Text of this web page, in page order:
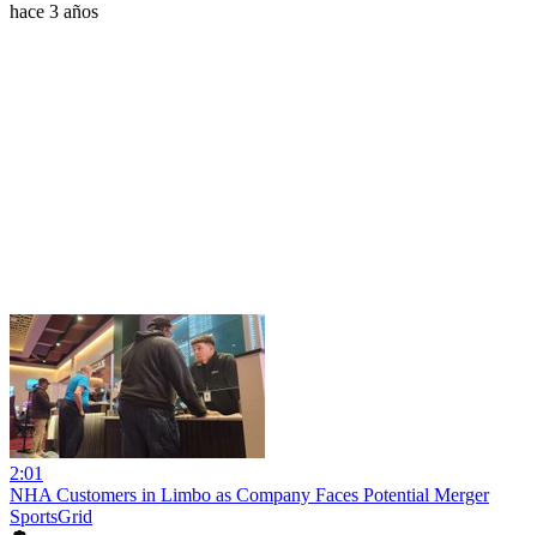
hace 3 años
2:01
NHA Customers in Limbo as Company Faces Potential Merger
SportsGrid